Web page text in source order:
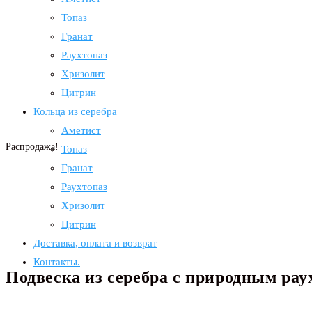
Топаз
Гранат
Раухтопаз
Хризолит
Цитрин
Кольца из серебра
Аметист
Топаз
Гранат
Раухтопаз
Хризолит
Цитрин
Доставка, оплата и возврат
Контакты.
Распродажа!
Подвеска из серебра с природным